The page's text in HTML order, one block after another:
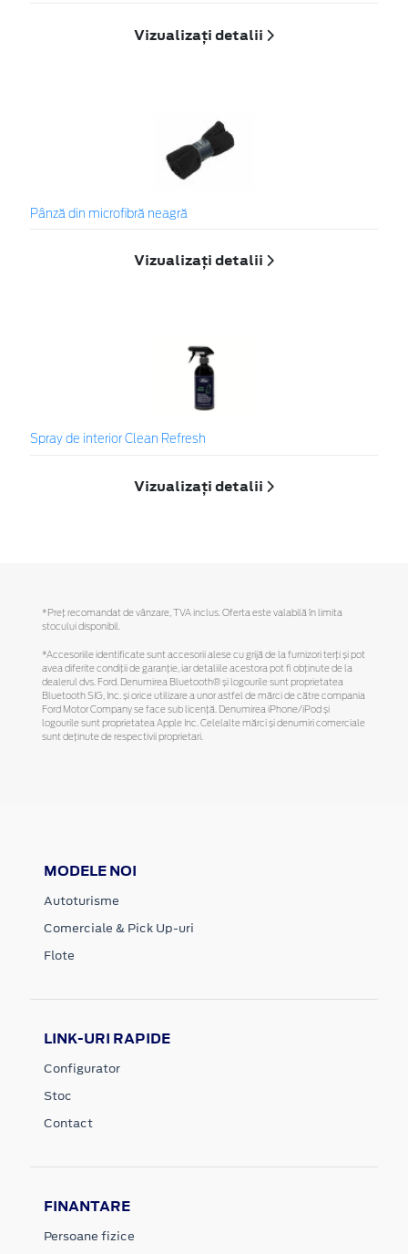
Vizualizați detalii
Pânză din microfibră neagră
Vizualizați detalii
Spray de interior Clean Refresh
Vizualizați detalii
*Preţ recomandat de vânzare, TVA inclus. Oferta este valabilă în limita
stocului disponibil.
*Accesoriile identificate sunt accesorii alese cu grijă de la furnizori terți și pot
avea diferite condiții de garanție, iar detaliile acestora pot fi obținute de la
dealerul dvs. Ford. Denumirea Bluetooth® și logourile sunt proprietatea
Bluetooth SIG, Inc. și orice utilizare a unor astfel de mărci de către compania
Ford Motor Company se face sub licență. Denumirea iPhone/iPod și
logourile sunt proprietatea Apple Inc. Celelalte mărci și denumiri comerciale
sunt deținute de respectivii proprietari.
MODELE NOI
Autoturisme
Comerciale & Pick Up-uri
Flote
LINK-URI RAPIDE
Configurator
Stoc
Contact
FINANTARE
Persoane fizice